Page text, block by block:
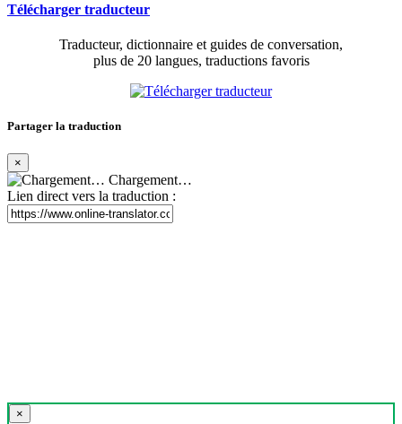
Télécharger traducteur
Traducteur, dictionnaire et guides de conversation,
plus de 20 langues, traductions favoris
Partager la traduction
×
Chargement…
Lien direct vers la traduction :
×